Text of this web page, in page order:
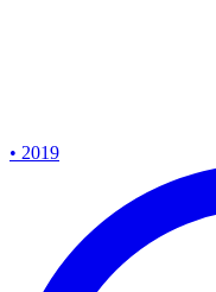
• 2019